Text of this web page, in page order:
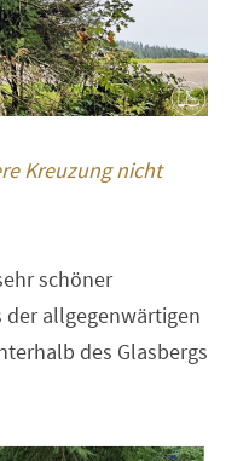
Kreuzung nicht
schöner
allgegenwärtigen
des Glasbergs